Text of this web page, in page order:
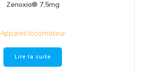
Zenoxia® 7,5mg
Appareil locomoteur
Lire la suite